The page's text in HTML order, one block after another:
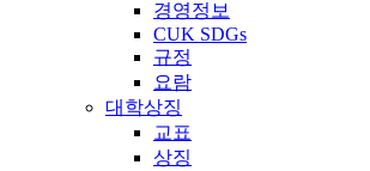
경영정보
CUK SDGs
규정
요람
대학상징
교표
상징